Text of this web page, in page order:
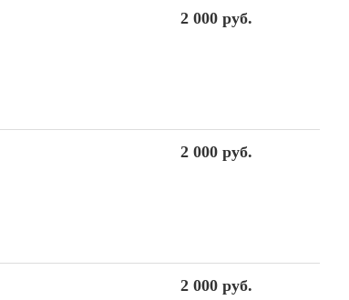
2 000 руб.
2 000 руб.
2 000 руб.